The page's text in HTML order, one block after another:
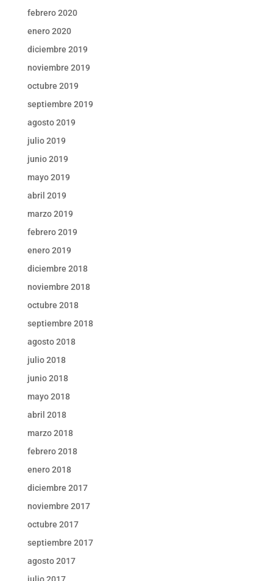
febrero 2020
enero 2020
diciembre 2019
noviembre 2019
octubre 2019
septiembre 2019
agosto 2019
julio 2019
junio 2019
mayo 2019
abril 2019
marzo 2019
febrero 2019
enero 2019
diciembre 2018
noviembre 2018
octubre 2018
septiembre 2018
agosto 2018
julio 2018
junio 2018
mayo 2018
abril 2018
marzo 2018
febrero 2018
enero 2018
diciembre 2017
noviembre 2017
octubre 2017
septiembre 2017
agosto 2017
julio 2017